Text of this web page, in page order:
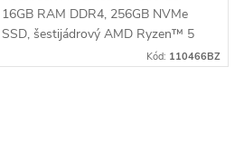
16GB RAM DDR4, 256GB NVMe
SSD, šestijádrový AMD Ryzen™ 5
PRO 5650U 2,3 GHz až 4,2 GHz,
Kód: 110466BZ